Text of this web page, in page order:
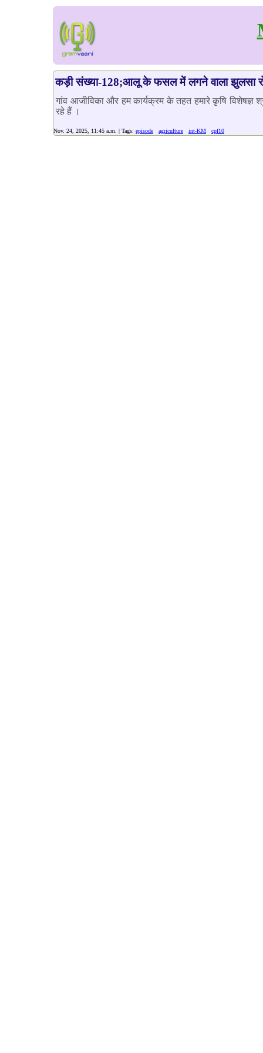
कड़ी संख्या-128;आलू के फसल में लगने वाला झुलसा
गांव आजीविका और हम कार्यक्रम के तहत हमारे कृषि
रहे हैं ।
Nov. 24, 2025, 11:45 a.m. | Tags: episode agriculture int-KM cpf10